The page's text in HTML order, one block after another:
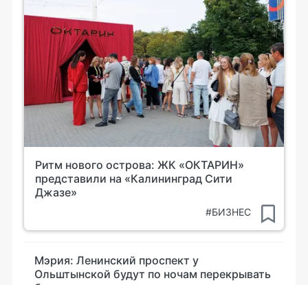
Ритм нового острова: ЖК «ОКТАРИН»
представили на «Калининград Сити
Джазе»
#БИЗНЕС
Мэрия: Ленинский проспект у
Ольштынской будут по ночам перекрывать